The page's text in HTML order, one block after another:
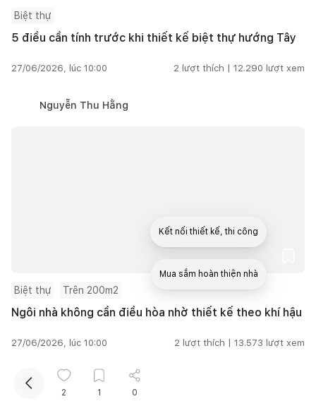
Biệt thự
5 điều cần tính trước khi thiết kế biệt thự hướng Tây
27/06/2026, lúc 10:00 2 lượt thích | 12.290 lượt xem
Nguyễn Thu Hằng
Biệt thự Trên 200m2
Ngôi nhà không cần điều hòa nhờ thiết kế theo khí hậu
27/06/2026, lúc 10:00 2 lượt thích | 13.573 lượt xem
Thu Nguyễn
2 1 0
Kết nối thiết kế, thi công
Mua sắm hoàn thiện nhà